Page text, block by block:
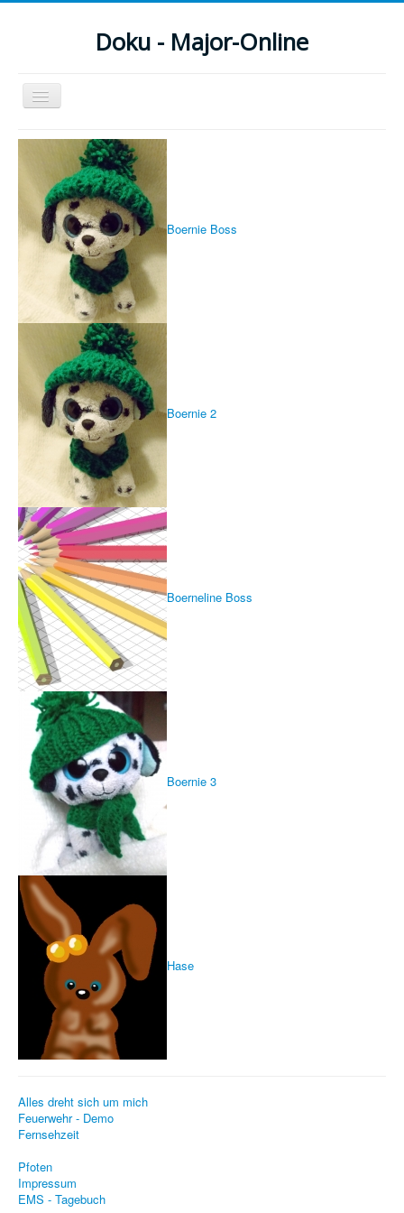
Doku - Major-Online
Navigation
an/aus
Home
PovRay
PHP
Webdesign
CMS
Grafik
JavaScript
Sicherheit
PovRay +
PovRay
PHP
Webdesign
CMS
Grafik
JavaScript
Sicherheit
Home
PovRay
PHP
Webdesign
CMS
Grafik
JavaScript
Sicherheit
Home
PHP
Webdesign
CMS
Boernie Boss
Boernie 2
Boerneline Boss
Boernie 3
Hase
Alles dreht sich um mich
Feuerwehr - Demo
Fernsehzeit
Pfoten
Impressum
EMS - Tagebuch